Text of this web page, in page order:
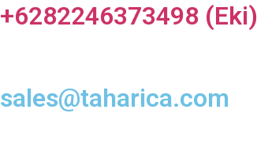
+6282246373498 (Eki)
sales@taharica.com